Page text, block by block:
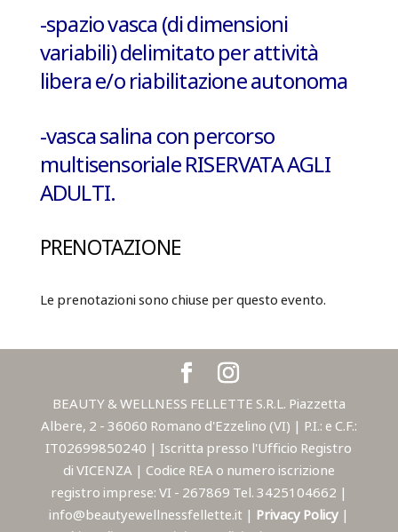
-spazio vasca (di dimensioni
variabili) delimitato perattività
libera e/o riabilitazione autonoma
-vasca salina con percorso
multisensorialeRISERVATA AGLI
ADULTI.
PRENOTAZIONE
Le prenotazioni sono chiuse per questo evento.
BEAUTY & WELLNESS FELLETTE S.R.L. Piazzetta
Albere, 2 - 36060 Romano d'Ezzelino (VI) | P.I.: e C.F.:
IT02699850240 | Iscritta presso l'Ufficio Registro
di VICENZA | Codice REA o numero iscrizione
registro imprese: VI - 267869 Tel. 3425104662 |
info@beautyewellnessfellette.it | Privacy Policy |